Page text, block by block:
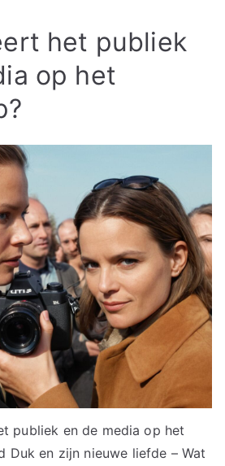
het publiek
op het
publiek en de media op het
Duk en zijn nieuwe liefde – Wat